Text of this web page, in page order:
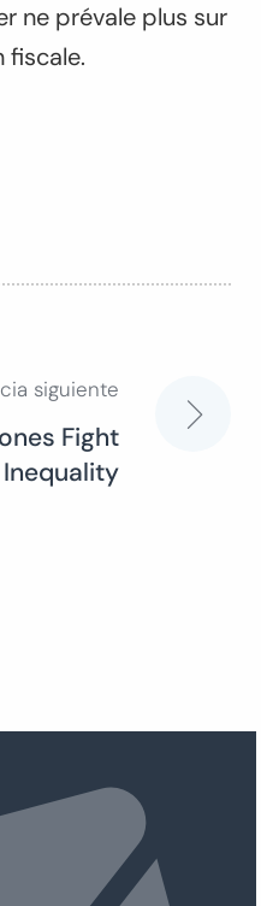
ne prévale plus sur
fiscale.
siguiente
Fight
Inequality